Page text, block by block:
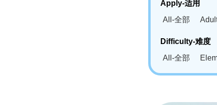
Bahasa
Swahili(SW)-
Apply-适用
All-全部
Difficulty-难度
All-全部